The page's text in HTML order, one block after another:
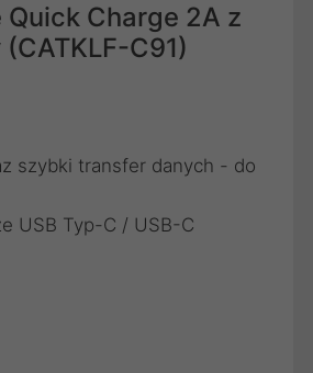
Charge 2A z
C91)
szybki transfer danych - do
USB Typ-C / USB-C